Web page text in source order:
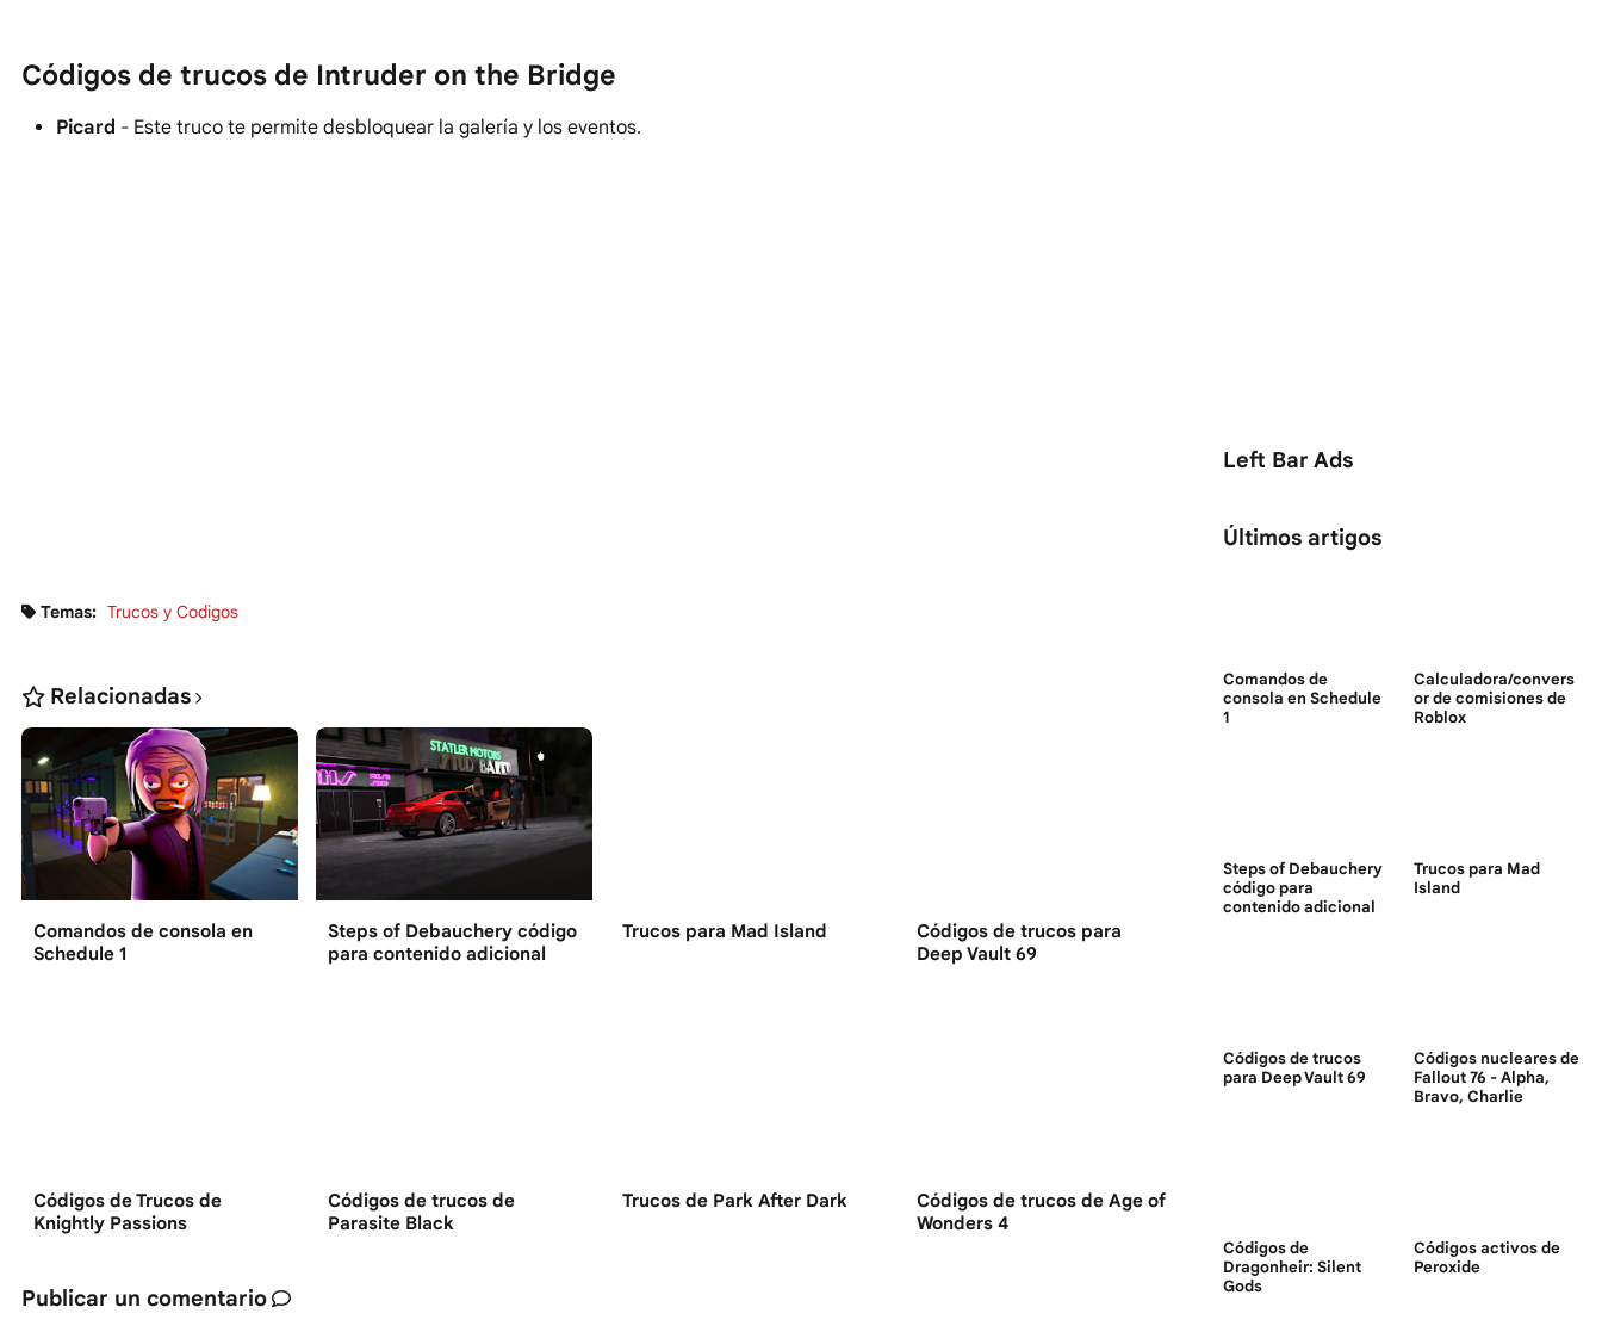
Códigos de trucos de Intruder on the Bridge
Picard - Este truco te permite desbloquear la galería y los eventos.
Temas: Trucos y Codigos
Relacionadas
Comandos de consola en
Schedule 1
Steps of Debauchery código
para contenido adicional
Trucos para Mad Island
Códigos de trucos para
Deep Vault 69
Códigos de Trucos de
Knightly Passions
Códigos de trucos de
Parasite Black
Trucos de Park After Dark
Códigos de trucos de Age of
Wonders 4
Publicar un comentario
Left Bar Ads
Últimos artigos
Comandos de
consola en Schedule
1
Calculadora/convers
or de comisiones de
Roblox
Steps of Debauchery
código para
contenido adicional
Trucos para Mad
Island
Códigos de trucos
para Deep Vault 69
Códigos nucleares de
Fallout 76 - Alpha,
Bravo, Charlie
Códigos de
Dragonheir: Silent
Gods
Códigos activos de
Peroxide